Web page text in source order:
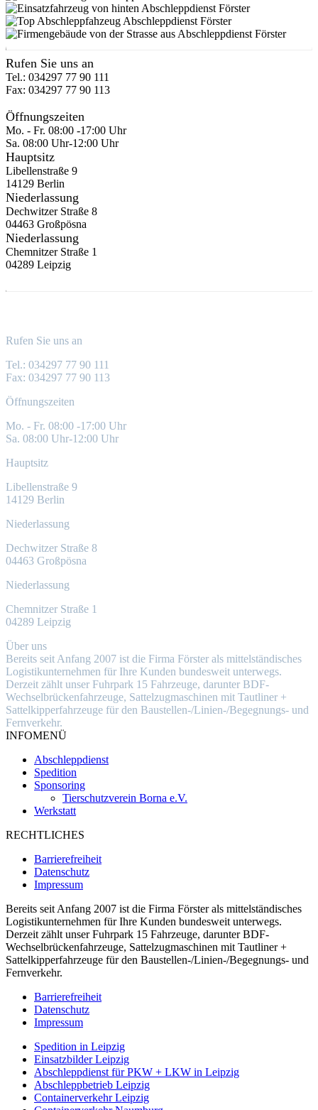
Rufen Sie uns an
Tel.: 034297 77 90 111
Fax: 034297 77 90 113
Öffnungszeiten
Mo. - Fr. 08:00 -17:00 Uhr
Sa. 08:00 Uhr-12:00 Uhr
Hauptsitz
Libellenstraße 9
14129 Berlin
Niederlassung
04463 Großpösna
04289 Leipzig
Rufen Sie uns an
Tel.: 034297 77 90 111
Öffnungszeiten
Mo. - Fr. 08:00 -17:00 Uhr
Libellenstraße 9
14129 Berlin
Niederlassung
Dechwitzer Straße 8
04463 Großpösna
Niederlassung
Chemnitzer Straße 1
04289 Leipzig
Über uns
Bereits seit Anfang 2007 ist die Firma Förster als mittelständisches
Logistikunternehmen für Ihre Kunden bundesweit unterwegs.
Derzeit zählt unser Fuhrpark 15 Fahrzeuge, darunter BDF-
Wechselbrückenfahrzeuge, Sattelzugmaschinen mit Tautliner +
Sattelkipperfahrzeuge für den Baustellen-/Linien-/Begegnungs- und
Fernverkehr.
INFOMENÜ
Abschleppdienst
Sponsoring
Tierschutzverein Borna e.V.
Werkstatt
RECHTLICHES
Barrierefreiheit
Datenschutz
Impressum
Bereits seit Anfang 2007 ist die Firma Förster als mittelständisches
Logistikunternehmen für Ihre Kunden bundesweit unterwegs.
Derzeit zählt unser Fuhrpark 15 Fahrzeuge, darunter BDF-
Wechselbrückenfahrzeuge, Sattelzugmaschinen mit Tautliner +
Sattelkipperfahrzeuge für den Baustellen-/Linien-/Begegnungs- und
Fernverkehr.
Barrierefreiheit
Datenschutz
Impressum